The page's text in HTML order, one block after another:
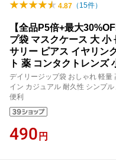
4.87 （ 15件）
【全品P5倍+最大
プ袋 マスクケース 大 小
サリー ピアス イヤリン
ト 薬 コンタクトレンズ
デイリージップ袋 おしゃれ 軽量
イン カジュアル 耐久性 シンプ
便利
490 円